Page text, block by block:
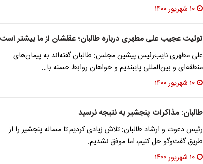
۱۰ شهریور ۱۴۰۰
توئیت عجیب علی مطهری درباره طالبان؛ عقلشان از ما بیشتر است
علی مطهری نایب‌رئیس پیشین مجلس: طالبان گفته‌اند به پیمان‌های
منطقه‌ای و بین‌المللی پایبندیم و خواهان روابط حسنه با…
۱۰ شهریور ۱۴۰۰
طالبان: مذاکرات پنجشیر به نتیجه نرسید
رئیس دعوت و ارشاد طالبان: تلاش زیادی کردیم تا مساله پنجشیر را از
طریق گفت‌وگو حل کنیم، اما موفق نشدیم.
۱۰ شهریور ۱۴۰۰